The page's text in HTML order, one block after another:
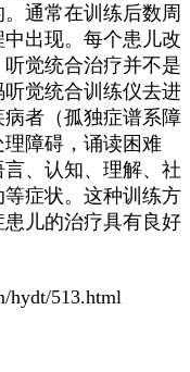
通常在训练后数周
出现。每个患儿改
听觉统合治疗并不是
觉统合训练仪去进
者（孤独症谱系障
障碍，诵读困难
、认知、理解、社
症状。这种训练方
儿的治疗具有良好
hydt/513.html